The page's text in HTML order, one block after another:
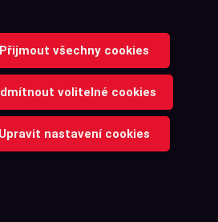
Přijmout všechny cookies
volitelné cookies
Upravit nastavení cookies